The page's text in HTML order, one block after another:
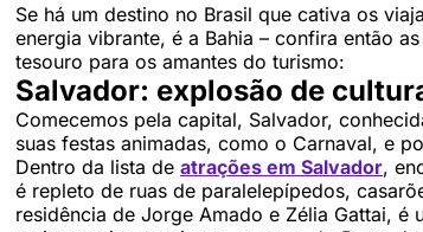
Se há um destino no Brasil que cativa os
energia vibrante, é a Bahia – confira então
tesouro para os amantes do turismo:
Salvador: explosão de
Comecemos pela capital, Salvador,
suas festas animadas, como o Carnaval, e
Dentro da lista de atrações em Salvador,
é repleto de ruas de paralelepípedos,
residência de Jorge Amado e Zélia Gattai, é